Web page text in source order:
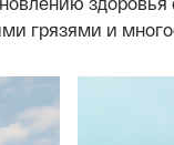
грязями и